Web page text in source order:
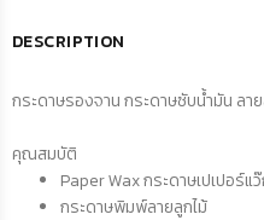
DESCRIPTION
กระดาษรองจาน กระดาษซับน้ำมัน ลา
คุณสมบัติ
Paper Wax กระดาษเปเปอร์
กระดาษพิมพ์ลายลูกไม้